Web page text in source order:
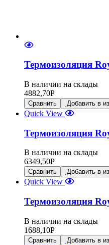
Термоизоляция
В наличии на склады
4882,70Р
Сравнить Добавить в
Quick View
Термоизоляция
В наличии на склады
6349,50Р
Сравнить Добавить в
Quick View
Термоизоляция
В наличии на склады
1688,10Р
Сравнить Добавить в